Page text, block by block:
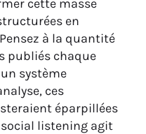
cette masse
en
à la quantité
publiés chaque
système
ces
éparpillées
listening agit